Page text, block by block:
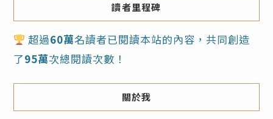
讀者里程碑
超過60萬名讀者已閱讀本站的內容，共同創造
了95萬次總閱讀次數！
關於我